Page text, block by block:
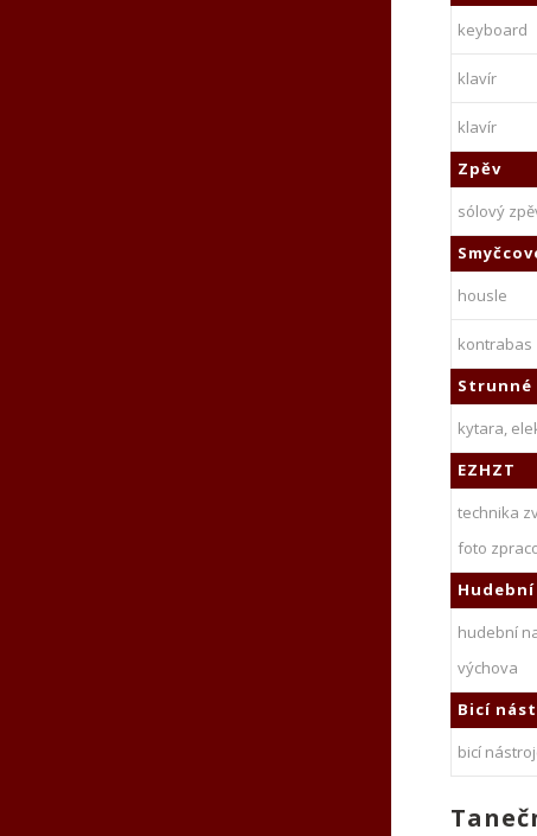
keyboard
klavír
klavír
Zpěv
sólový
housle
kontrabas
kytara,
EZHZT
technika
foto
hudební
výchova
Bicí
bicí